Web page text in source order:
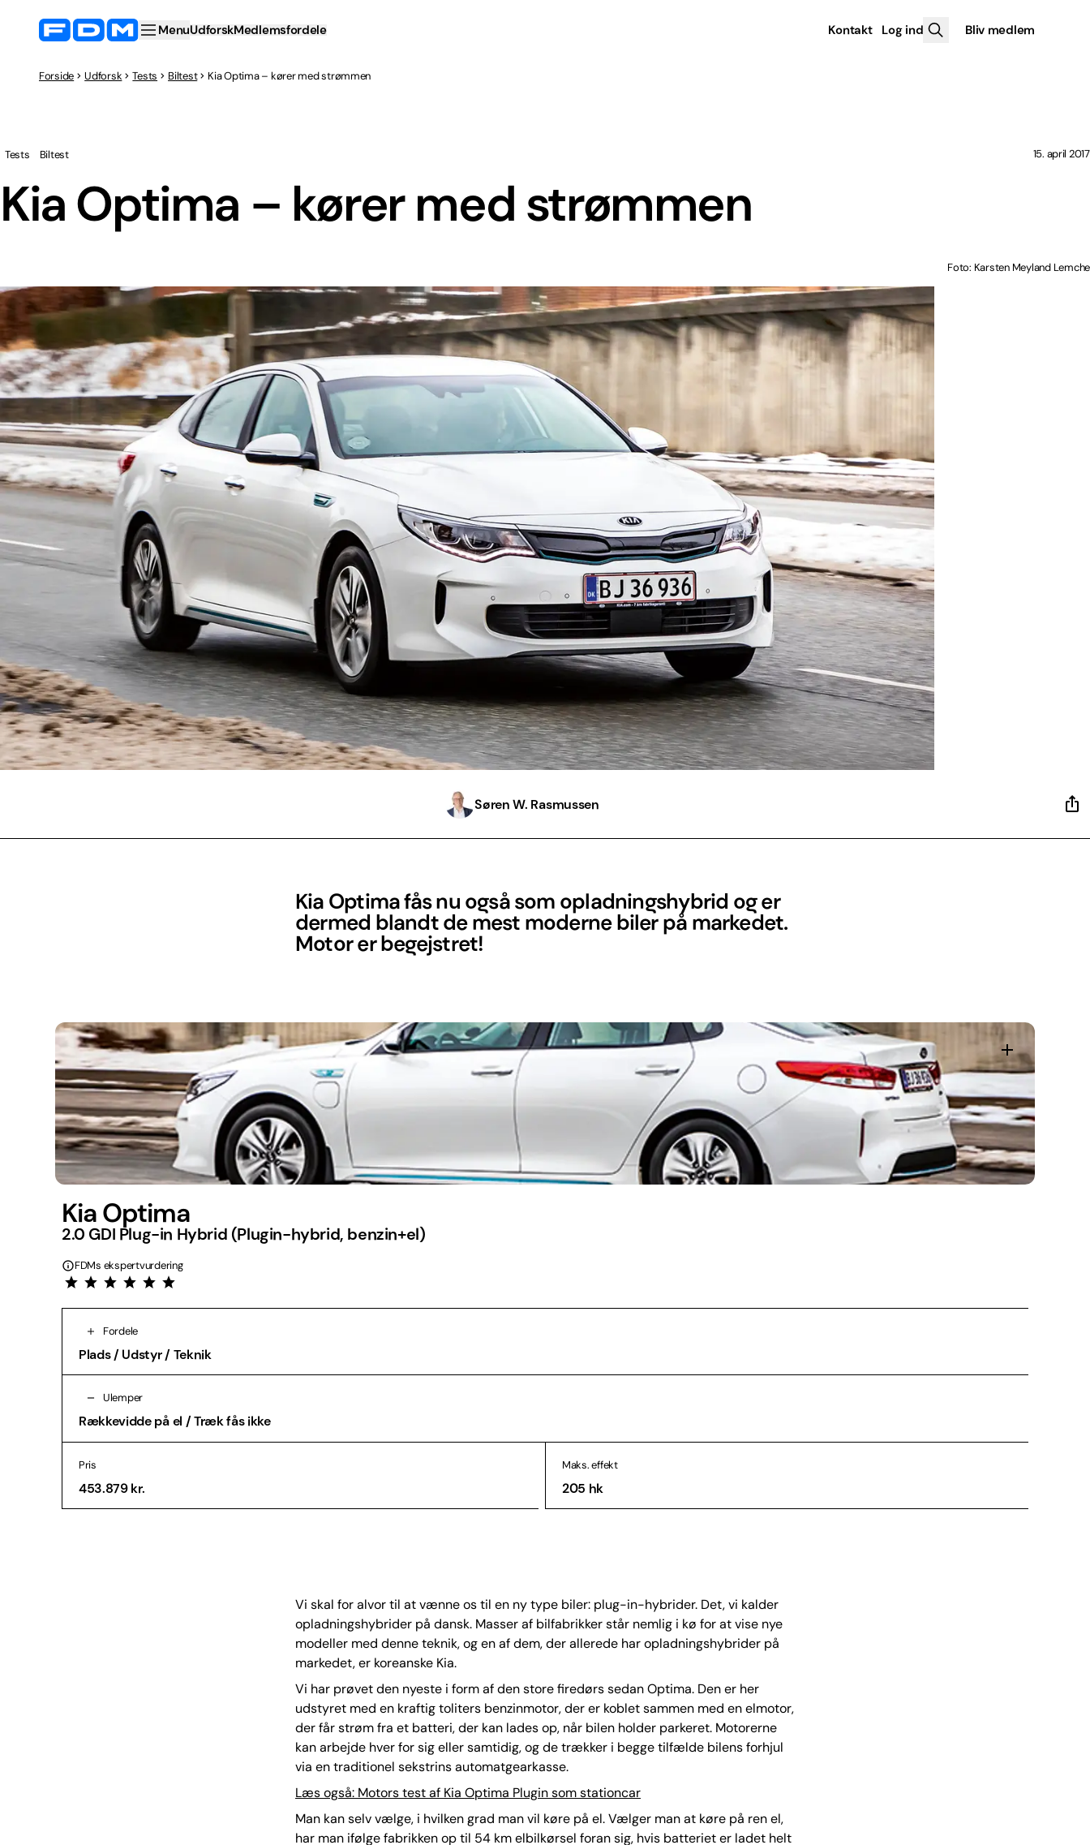
MenuUdforskMedlemsfordele Kontakt Log ind Bliv medlem
Forside Udforsk Tests Biltest Kia Optima – kører med strømmen
Kia Optima – kører med strømmen
Tests Biltest 15. april 2017
Foto: Karsten Meyland Lemche
Søren W. Rasmussen
Kia Optima fås nu også som opladningshybrid og er
dermed blandt de mest moderne biler på markedet.
Motor er begejstret!
Kia Optima
2.0 GDI Plug-in Hybrid (Plugin-hybrid, benzin+el)
FDMs ekspertvurdering
Fordele
Plads / Udstyr / Teknik
Ulemper
Rækkevidde på el / Træk fås ikke
Pris
453.879 kr.
Maks. effekt
205 hk
Vi skal for alvor til at vænne os til en ny type biler: plug-in-hybrider. Det, vi kalder
opladningshybrider på dansk. Masser af bilfabrikker står nemlig i kø for at vise nye
modeller med denne teknik, og en af dem, der allerede har opladningshybrider på
markedet, er koreanske Kia.
Vi har prøvet den nyeste i form af den store firedørs sedan Optima. Den er her
udstyret med en kraftig toliters benzinmotor, der er koblet sammen med en elmotor,
der får strøm fra et batteri, der kan lades op, når bilen holder parkeret. Motorerne
kan arbejde hver for sig eller samtidig, og de trækker i begge tilfælde bilens forhjul
via en traditionel sekstrins automatgearkasse.
Læs også: Motors test af Kia Optima Plugin som stationcar
Man kan selv vælge, i hvilken grad man vil køre på el. Vælger man at køre på ren el,
har man ifølge fabrikken op til 54 km elbilkørsel foran sig, hvis batteriet er ladet helt